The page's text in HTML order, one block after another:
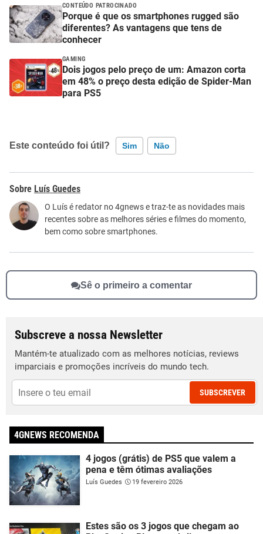
CONTEÚDO PATROCINADO
Porque é que os smartphones rugged são
diferentes? As vantagens que tens de
conhecer
GAMING
Dois jogos pelo preço de um: Amazon corta
em 48% o preço desta edição de Spider-Man
para PS5
Este conteúdo foi útil? Sim Não
Este conteúdo contém informação incorreta
Este conteúdo não tem a informação que procuro
Outro
Luís Guedes
O Luís é redator no 4gnews e traz-te as novidades mais
recentes sobre as melhores séries e filmes do momento,
bem como sobre smartphones.
Sê o primeiro a comentar
Subscreve a nossa Newsletter
Mantém-te atualizado com as melhores notícias, reviews
imparciais e promoções incríveis do mundo tech.
SUBSCREVER
4GNEWS RECOMENDA
4 jogos (grátis) de PS5 que valem a
pena e têm ótimas avaliações
Luís Guedes 19 fevereiro 2026
Estes são os 3 jogos que chegam ao